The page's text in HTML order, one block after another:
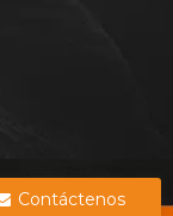
Contáctenos